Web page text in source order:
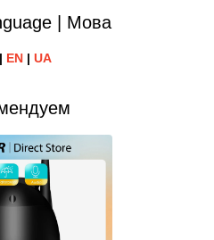
| Мова
EN| UA